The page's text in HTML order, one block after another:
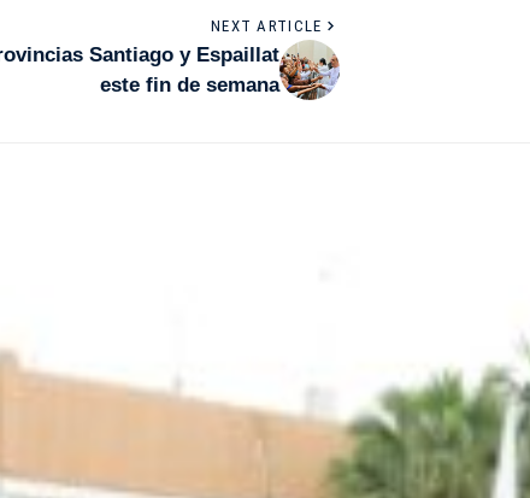
NEXT ARTICLE
Santiago y Espaillat
este fin de semana